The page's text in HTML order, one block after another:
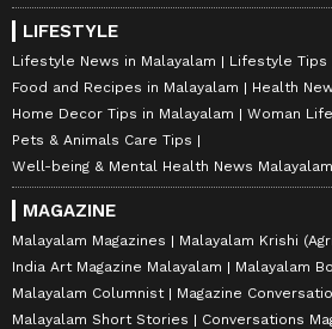
LIFESTYLE
Lifestyle News in Malayalam
Lifestyle Tips
Food and Recipes in Malayalam
Health
Home Decor Tips in Malayalam
Woman
Pets & Animals Care Tips
Well-being & Mental Health News Malayalam
MAGAZINE
Malayalam Magazines
Malayalam Krishi
India Art Magazine Malayalam
Malayalam
Malayalam Columnist
Magazine
Malayalam Short Stories
Conversations